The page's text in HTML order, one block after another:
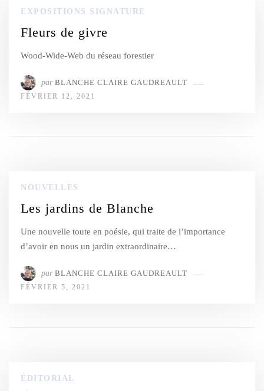
EXPOSITIONS SIGNATURE
Fleurs de givre
Wood-Wide-Web du réseau forestier
par BLANCHE CLAIRE GAUDREAULT
FÉVRIER 12, 2021
NOUVELLES
Les jardins de Blanche
Une nouvelle toute en poésie, qui traite de l’importance
d’avoir en nous un jardin extraordinaire…
par BLANCHE CLAIRE GAUDREAULT
FÉVRIER 5, 2021
ÉDITORIAL